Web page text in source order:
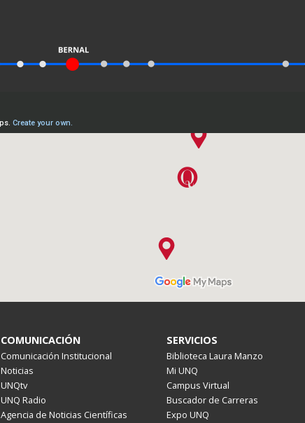
COMUNICACIÓN
Comunicación Institucional
Noticias
UNQtv
UNQ Radio
Agencia de Noticias Científicas
SERVICIOS
Biblioteca Laura Manzo
Mi UNQ
Campus Virtual
Buscador de Carreras
Expo UNQ